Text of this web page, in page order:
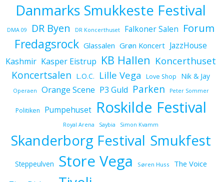
Danmarks Smukkeste Festival
DMA 09 DR Byen DR Koncerthuset Falkoner Salen Forum
Fredagsrock Glassalen Grøn Koncert JazzHouse
Kashmir Kasper Eistrup KB Hallen Koncerthuset
Koncertsalen L.O.C. Lille Vega Love Shop Nik & Jay
Operaen Orange Scene P3 Guld Parken Peter Sommer
Politiken Pumpehuset Roskilde Festival
Royal Arena Saybia Simon Kvamm
Skanderborg Festival Smukfest
Steppeulven Store Vega Søren Huss The Voice